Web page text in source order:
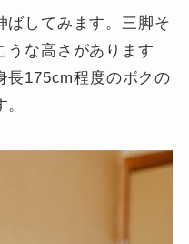
ばしてみます。三脚そ
うな高さがあります
長175cm程度のボクの